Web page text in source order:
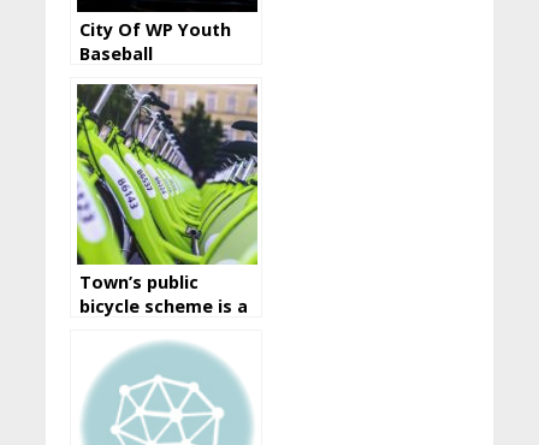
City Of WP Youth
Baseball
Town’s public
bicycle scheme is a
around the city